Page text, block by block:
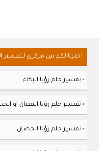
اخترنا لكم من مركزي لـتفسير
▪ تفسير حلم رؤيا البكاء
▪ تفسير حلم رؤيا الثعبان او
▪ تفسير حلم رؤيا الحصان